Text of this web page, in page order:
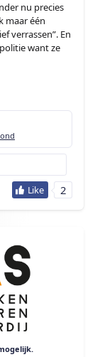
nu precies
maar één
verrassen”. En
want ze
2